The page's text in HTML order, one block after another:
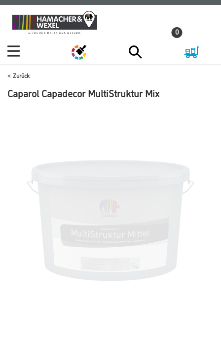
Zum
Inhalt
Zum
Navigationsmenü
0
Zurück
Caparol Capadecor MultiStruktur Mix